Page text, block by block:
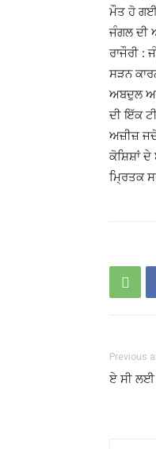
ਮੌਤ ਹੋ
ਜੰਗਲ ਦੀ
ਰਾਜੌਰੀ :
ਸੜਨ
ਅਬਦੁਲ
ਦੀ ਇੱਕ
ਅਜ਼ੀਜ਼
ਕੋਸ਼ਿਸ਼ਾਂ
ਮਿ੍ਰਤਕ
Previous
ਏ ਸੀ ਲਈ